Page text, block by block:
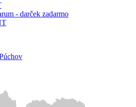
- darček zadarmo